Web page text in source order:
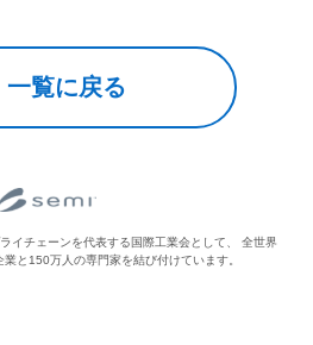
一覧に戻る
イチェーンを代表する国際工業会として、
全世界
と150万人の専門家を結び付けています。